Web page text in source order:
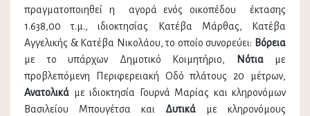
πραγματοποιηθεί η αγορά ενός οικοπέδου έκτασης
1.638,00 τ.μ., ιδιοκτησίας Κατέβα Μάρθας, Κατέβα
Αγγελικής & Κατέβα Νικολάου, το οποίο συνορεύει: Βόρεια
με το υπάρχων Δημοτικό Κοιμητήριο,
Νότια με
προβλεπόμενη Περιφερειακή Οδό πλάτους 20 μέτρων,
Ανατολικά με ιδιοκτησία Γουρνά Μαρίας και κληρονόμων
Βασιλείου Μπουγέτσα και Δυτικά με κληρονόμους